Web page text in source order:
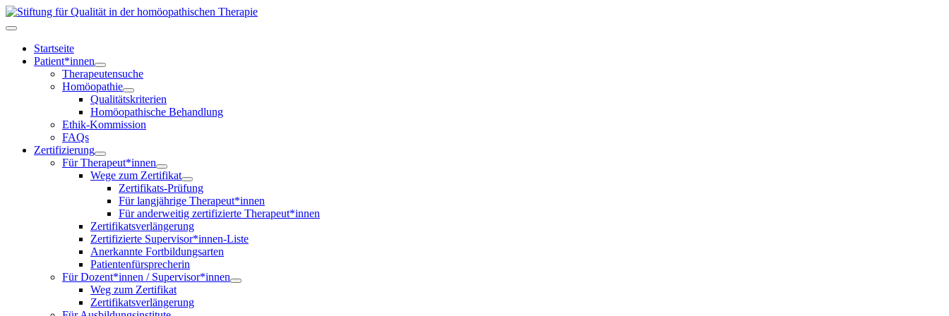
Startseite
Patient*innen
Therapeutensuche
Homöopathie
Qualitätskriterien
Homöopathische Behandlung
Ethik-Kommission
FAQs
Zertifizierung
Für Therapeut*innen
Wege zum Zertifikat
Zertifikats-Prüfung
Für langjährige Therapeut*innen
Für anderweitig zertifizierte Therapeut*innen
Zertifikatsverlängerung
Zertifizierte Supervisor*innen-Liste
Anerkannte Fortbildungsarten
Patientenfürsprecherin
Für Dozent*innen / Supervisor*innen
Weg zum Zertifikat
Zertifikatsverlängerung